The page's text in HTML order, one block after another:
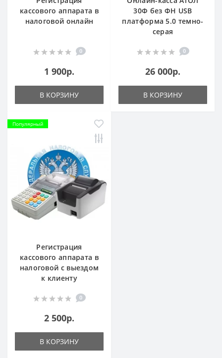
кассового аппарата в
налоговой онлайн
0
1 900р.
В КОРЗИНУ
30Ф без ФН USB
платформа 5.0 темно-
серая
0
26 000р.
В КОРЗИНУ
Популярный
Регистрация
кассового аппарата в
налоговой с выездом
к клиенту
0
2 500р.
В КОРЗИНУ